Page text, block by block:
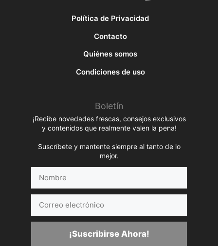
Política de Privacidad
Contacto
Quiénes somos
Condiciones de uso
Boletín
¡Recibe novedades frescas, consejos exclusivos
y contenidos que realmente valen la pena!
Suscríbete y mantente siempre al tanto de lo
mejor.
electrónico
¡Suscribirse Ahora!